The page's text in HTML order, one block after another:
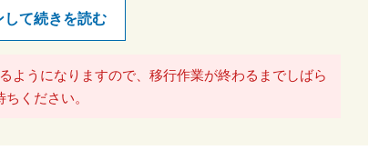
して続きを読む
ようになりますので、移行作業が終わるまでしばら
ちください。